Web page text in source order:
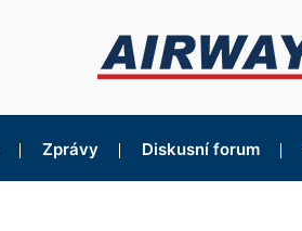
Zprávy Diskusní forum